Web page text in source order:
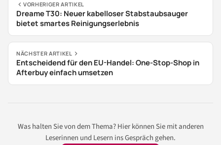
VORHERIGER ARTIKEL
Dreame T30: Neuer kabelloser Stabstaubsauger
bietet smartes Reinigungserlebnis
NÄCHSTER ARTIKEL
Entscheidend für den EU-Handel: One-Stop-Shop in
Afterbuy einfach umsetzen
Was halten Sie von dem Thema? Hier können Sie mit anderen
Leserinnen und Lesern ins Gespräch gehen.